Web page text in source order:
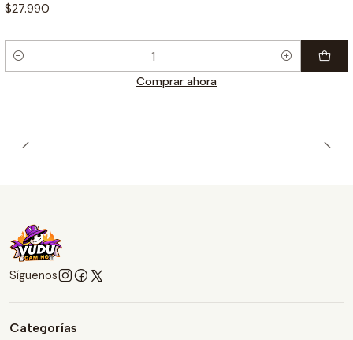
$27.990
Cantidad
Comprar ahora
Síguenos
Categorías